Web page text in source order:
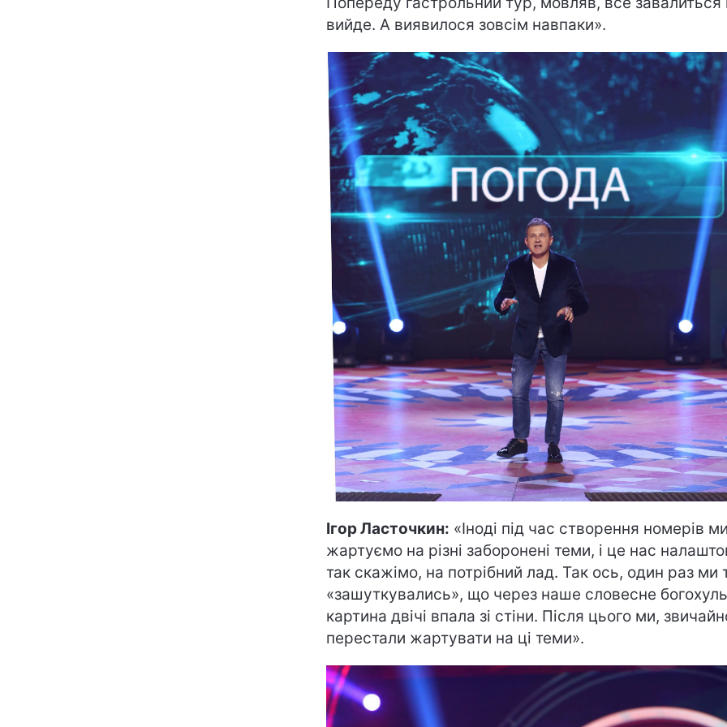
вийде. А виявилося зовсім навпаки».
Ігор Ласточкин: «Іноді під час створення номерів
жартуємо на різні заборонені теми, і це нас
так скажімо, на потрібний лад. Так ось, один раз ми
«зашуткувались», що через наше словесне
картина двічі впала зі стіни. Після цього ми,
перестали жартувати на ці теми».